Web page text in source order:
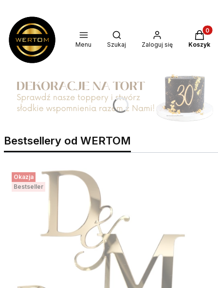
Menu
Otwórz wyszukiwarkę
Szukaj Zaloguj się Koszyk
Bestsellery od WERTOM
Okazja
Bestseller